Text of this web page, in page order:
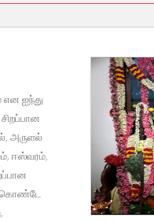
ஐந்து
அருளல்
ஈஸ்வரம்,